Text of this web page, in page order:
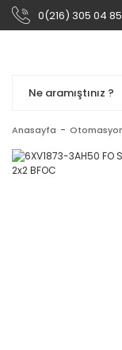
0(216) 305 04 85
Anasayfa